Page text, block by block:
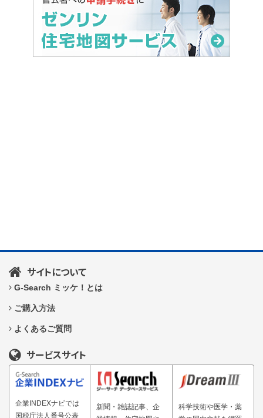
サイトについて
G-Search ミッケ！とは
ご購入方法
よくあるご質問
サービスサイト
企業INDEXナビでは
国税庁法人番号公表
新聞・雑誌記事、企
科学技術や医学・薬